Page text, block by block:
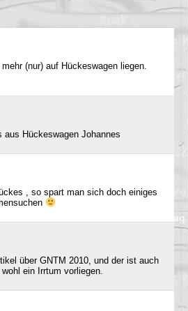
(nur) auf Hückeswagen liegen.
Hückeswagen Johannes
, so spart man sich doch einiges
über GNTM 2010, und der ist auch
ein Irrtum vorliegen.